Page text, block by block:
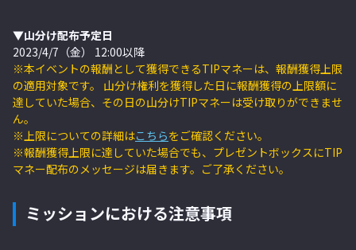
▼山分け配布予定日
2023/4/7（金） 12:00以降
※本イベントの報酬として獲得できるTIPマネーは、報酬獲得上限
の適用対象です。 山分け権利を獲得した日に報酬獲得の上限額に
達していた場合、その日の山分けTIPマネーは受け取りができませ
ん。
※上限についての詳細はこちらをご確認ください。
※報酬獲得上限に達していた場合でも、プレゼントボックスにTIP
マネー配布のメッセージは届きます。ご了承ください。
ミッションにおける注意事項